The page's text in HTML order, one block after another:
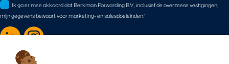
Ik ga er mee akkoord dat Berkman Forwarding B.V., inclusief de overzeese vestigingen,
mijn gegevens bewaart voor marketing- en salesdoeleinden.*